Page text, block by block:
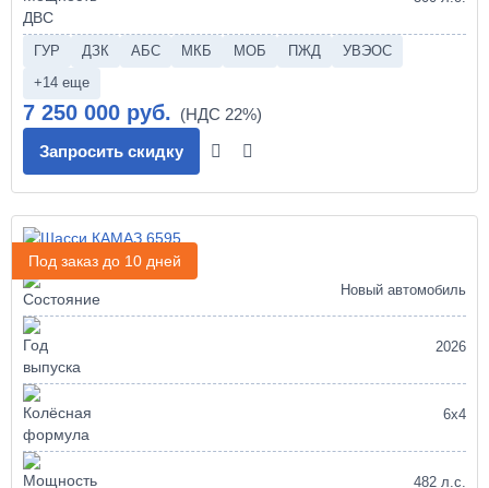
ГУР ДЗК АБС МКБ МОБ ПЖД
УВЭОС
+14 еще
7 250 000 руб.
Запросить скидку
Под заказ до 10 дней
Шасси КАМАЗ 6595
Новый автомобиль
2026
6х4
482 л.с.